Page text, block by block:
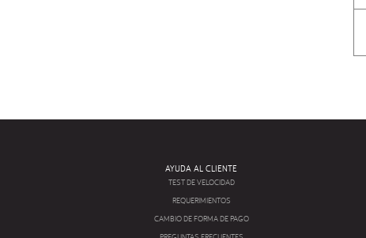
AYUDA AL CLIENTE
TEST DE VELOCIDAD
REQUERIMIENTOS
CAMBIO DE FORMA DE PAGO